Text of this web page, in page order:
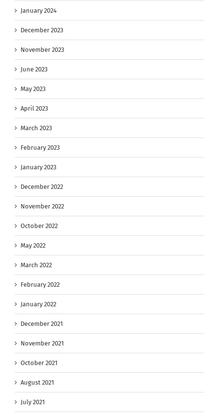
January 2024
December 2023
November 2023
June 2023
May 2023
April 2023
March 2023
February 2023
January 2023
December 2022
November 2022
October 2022
May 2022
March 2022
February 2022
January 2022
December 2021
November 2021
October 2021
August 2021
July 2021